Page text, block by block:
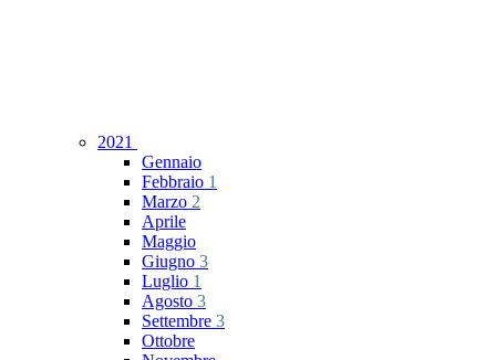
2021
Gennaio
Febbraio 1
Marzo 2
Aprile
Maggio
Giugno 3
Luglio 1
Agosto 3
Settembre 3
Ottobre